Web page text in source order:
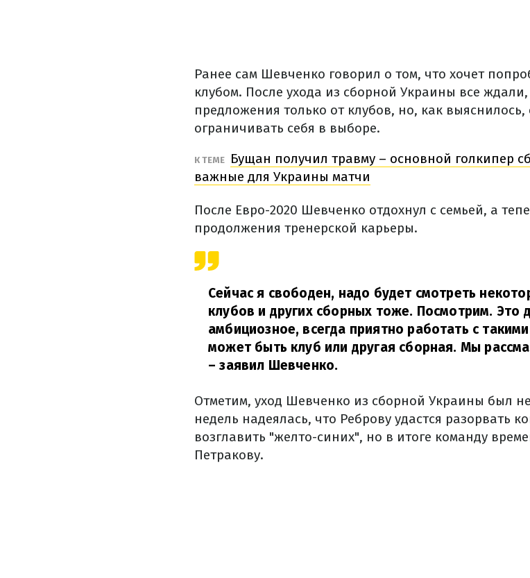
Ранее сам Шевченко говорил о том, что хочет
клубом. После ухода из сборной Украины все
предложения только от клубов, но, как выяснилось,
ограничивать себя в выборе.
К ТЕМЕ
Бущан получил травму – основной голкипер
важные для Украины матчи
После Евро-2020 Шевченко отдохнул с семьей, а
продолжения тренерской карьеры.
Сейчас я свободен, надо будет смотреть
клубов и других сборных тоже. Посмотрим. Это
амбициозное, всегда приятно работать с
может быть клуб или другая сборная. Мы
– заявил Шевченко.
Отметим, уход Шевченко из сборной Украины был
недель надеялась, что Реброву удастся разорвать
возглавить "желто-синих", но в итоге команду
Петракову.